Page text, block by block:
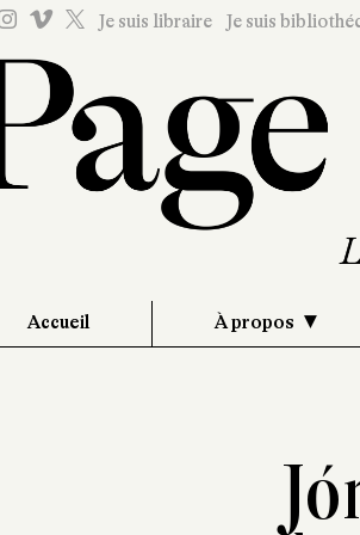
Je suis libraire Je suis
Accueil À propos